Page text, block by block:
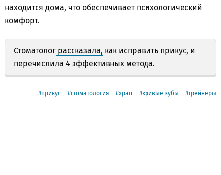
находится дома, что обеспечивает психологический
комфорт.
Стоматолог рассказала, как исправить прикус, и
перечислила 4 эффективных метода.
прикус стоматология храп кривые зубы трейнеры